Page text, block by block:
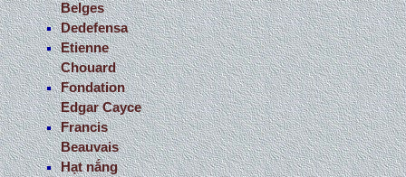
Belges
Dedefensa
Etienne
Chouard
Fondation
Edgar Cayce
Francis
Beauvais
Hạt nắng